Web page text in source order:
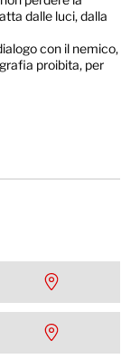
dalle luci, dalla
con il nemico,
proibita, per